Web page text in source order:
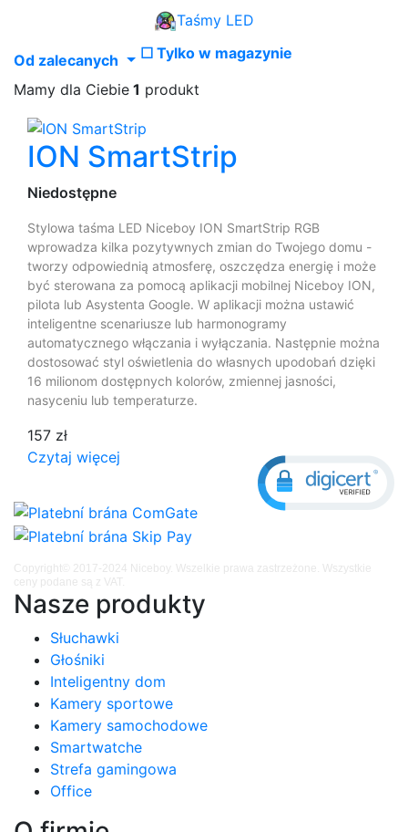
Taśmy LED
Od zalecanych ☐ Tylko w magazynie
Mamy dla Ciebie 1 produkt
ION SmartStrip
Niedostępne
Stylowa taśma LED Niceboy ION SmartStrip RGB
wprowadza kilka pozytywnych zmian do Twojego domu -
tworzy odpowiednią atmosferę, oszczędza energię i może
być sterowana za pomocą aplikacji mobilnej Niceboy ION,
pilota lub Asystenta Google. W aplikacji można ustawić
inteligentne scenariusze lub harmonogramy
automatycznego włączania i wyłączania. Następnie można
dostosować styl oświetlenia do własnych upodobań dzięki
16 milionom dostępnych kolorów, zmiennej jasności,
nasyceniu lub temperaturze.
157 zł
Czytaj więcej
Nasze produkty
Słuchawki
Głośniki
Inteligentny dom
Kamery sportowe
Kamery samochodowe
Smartwatche
Strefa gamingowa
Office
Copyright© 2017-2024 Niceboy. Wszelkie prawa zastrzeżone. Wszystkie
ceny podane są z VAT.